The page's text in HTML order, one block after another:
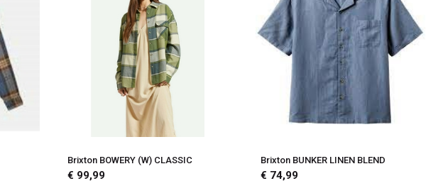
Brixton BOWERY (W) CLASSIC
€ 99,99
Brixton BUNKER LINEN BLEND
€ 74,99